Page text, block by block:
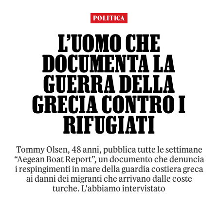
POLITICA
L’UOMO CHE
DOCUMENTA LA
GUERRA DELLA
GRECIA CONTRO I
RIFUGIATI
Tommy Olsen, 48 anni, pubblica tutte le settimane
“Aegean Boat Report”, un documento che denuncia
i respingimenti in mare della guardia costiera greca
ai danni dei migranti che arrivano dalle coste
turche. L'abbiamo intervistato